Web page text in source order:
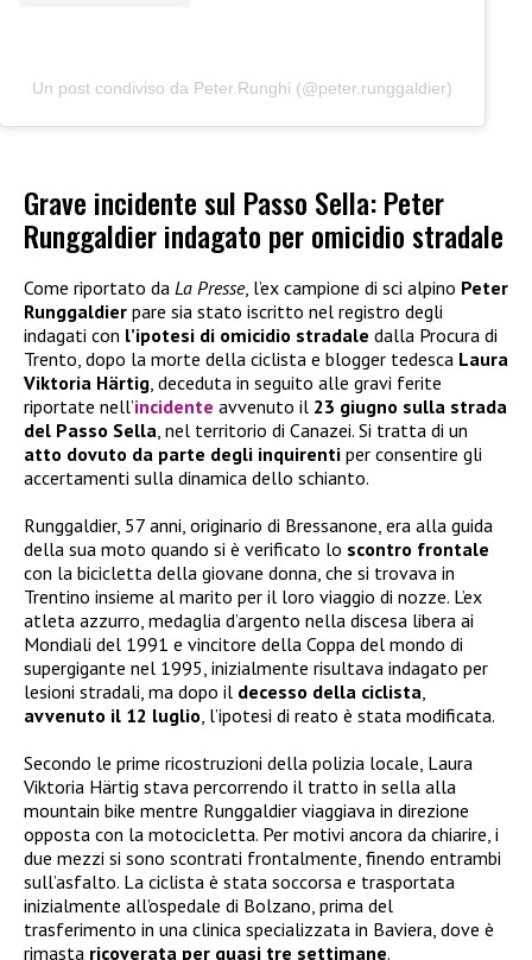
Un post condiviso da Peter.Runghi (@peter.runggaldier)
Grave incidente sul Passo Sella: Peter
Runggaldier indagato per omicidio stradale
Come riportato da La Presse, l’ex campione di sci alpino Peter
Runggaldier pare sia stato iscritto nel registro degli
indagati con l’ipotesi di omicidio stradale dalla Procura di
Trento, dopo la morte della ciclista e blogger tedesca Laura
Viktoria Härtig, deceduta in seguito alle gravi ferite
riportate nell’incidente avvenuto il 23 giugno sulla strada
del Passo Sella, nel territorio di Canazei. Si tratta di un
atto dovuto da parte degli inquirenti per consentire gli
accertamenti sulla dinamica dello schianto.
Runggaldier, 57 anni, originario di Bressanone, era alla guida
della sua moto quando si è verificato lo scontro frontale
con la bicicletta della giovane donna, che si trovava in
Trentino insieme al marito per il loro viaggio di nozze. L’ex
atleta azzurro, medaglia d’argento nella discesa libera ai
Mondiali del 1991 e vincitore della Coppa del mondo di
supergigante nel 1995, inizialmente risultava indagato per
lesioni stradali, ma dopo il decesso della ciclista,
avvenuto il 12 luglio, l’ipotesi di reato è stata modificata.
Secondo le prime ricostruzioni della polizia locale, Laura
Viktoria Härtig stava percorrendo il tratto in sella alla
mountain bike mentre Runggaldier viaggiava in direzione
opposta con la motocicletta. Per motivi ancora da chiarire, i
due mezzi si sono scontrati frontalmente, finendo entrambi
sull’asfalto. La ciclista è stata soccorsa e trasportata
inizialmente all’ospedale di Bolzano, prima del
trasferimento in una clinica specializzata in Baviera, dove è
rimasta ricoverata per quasi tre settimane.